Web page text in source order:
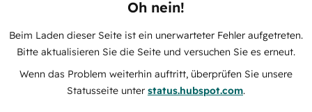
Oh nein!
Beim Laden dieser Seite ist ein unerwarteter Fehler aufgetreten.
Bitte aktualisieren Sie die Seite und versuchen Sie es erneut.
Wenn das Problem weiterhin auftritt, überprüfen Sie unsere
Statusseite unter status.hubspot.com.